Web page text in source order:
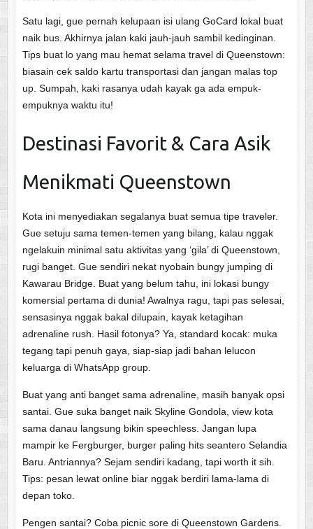
Satu lagi, gue pernah kelupaan isi ulang GoCard lokal buat
naik bus. Akhirnya jalan kaki jauh-jauh sambil kedinginan.
Tips buat lo yang mau hemat selama travel di Queenstown:
biasain cek saldo kartu transportasi dan jangan malas top
up. Sumpah, kaki rasanya udah kayak ga ada empuk-
empuknya waktu itu!
Destinasi Favorit & Cara Asik
Menikmati Queenstown
Kota ini menyediakan segalanya buat semua tipe traveler.
Gue setuju sama temen-temen yang bilang, kalau nggak
ngelakuin minimal satu aktivitas yang ‘gila’ di Queenstown,
rugi banget. Gue sendiri nekat nyobain bungy jumping di
Kawarau Bridge. Buat yang belum tahu, ini lokasi bungy
komersial pertama di dunia! Awalnya ragu, tapi pas selesai,
sensasinya nggak bakal dilupain, kayak ketagihan
adrenaline rush. Hasil fotonya? Ya, standard kocak: muka
tegang tapi penuh gaya, siap-siap jadi bahan lelucon
keluarga di WhatsApp group.
Buat yang anti banget sama adrenaline, masih banyak opsi
santai. Gue suka banget naik Skyline Gondola, view kota
sama danau langsung bikin speechless. Jangan lupa
mampir ke Fergburger, burger paling hits seantero Selandia
Baru. Antriannya? Sejam sendiri kadang, tapi worth it sih.
Tips: pesan lewat online biar nggak berdiri lama-lama di
depan toko.
Pengen santai? Coba picnic sore di Queenstown Gardens.